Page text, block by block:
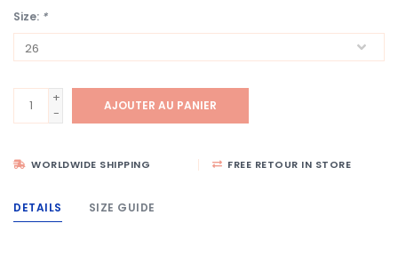
Size: *
+
-
AJOUTER AU PANIER
WORLDWIDE SHIPPING FREE RETOUR IN STORE
DETAILS SIZE GUIDE